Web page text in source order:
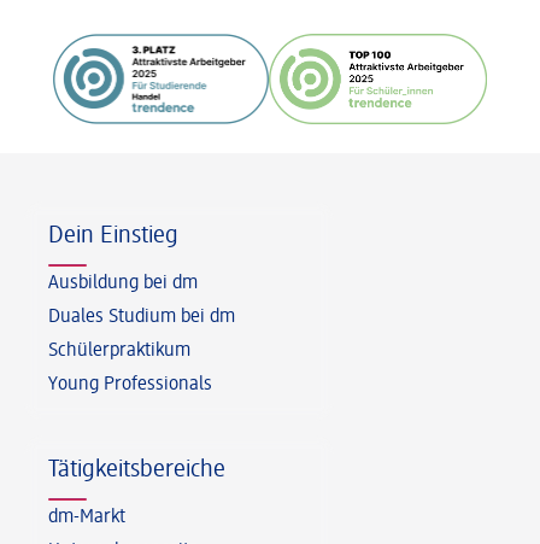
Dein Einstieg
Ausbildung bei dm
Duales Studium bei dm
Schülerpraktikum
Young Professionals
Tätigkeitsbereiche
dm-Markt